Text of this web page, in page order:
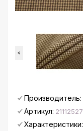
<
Производитель:
Артикул: 21112527
Характеристики: